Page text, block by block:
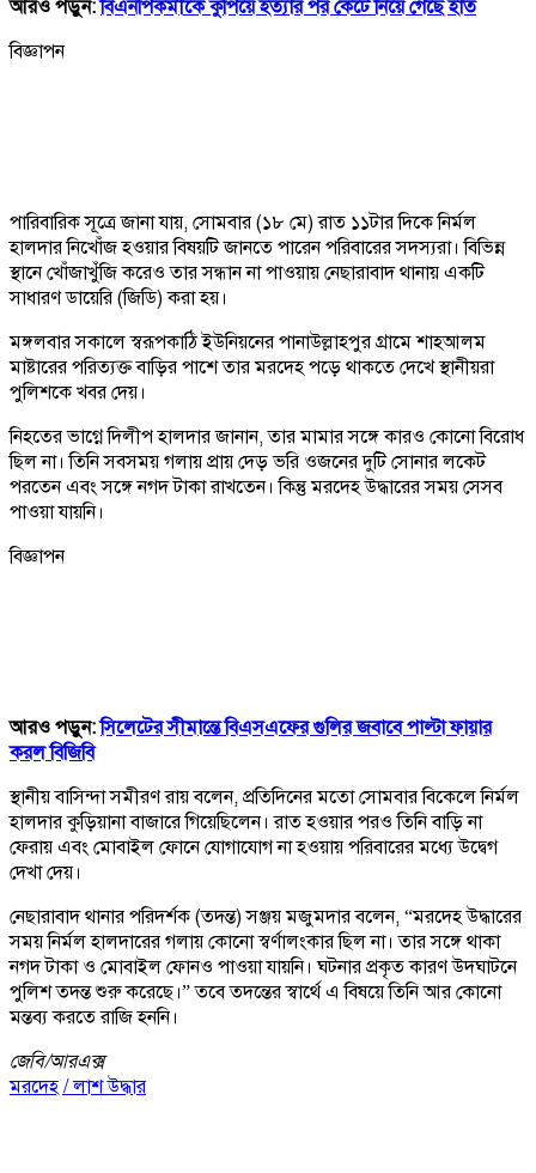
আরও পড়ুন:বিএনপিকর্মীকে কুপিয়ে হত্যার পর কেটে নিয়ে গেছে হাত
বিজ্ঞাপন
পারিবারিক সূত্রে জানা যায়, সোমবার (১৮ মে) রাত ১১টার দিকে নির্মল
হালদার নিখোঁজ হওয়ার বিষয়টি জানতে পারেন পরিবারের সদস্যরা। বিভিন্ন
স্থানে খোঁজাখুঁজি করেও তার সন্ধান না পাওয়ায় নেছারাবাদ থানায় একটি
সাধারণ ডায়েরি (জিডি) করা হয়।
মঙ্গলবার সকালে স্বরূপকাঠি ইউনিয়নের পানাউল্লাহপুর গ্রামে শাহআলম
মাষ্টারের পরিত্যক্ত বাড়ির পাশে তার মরদেহ পড়ে থাকতে দেখে স্থানীয়রা
পুলিশকে খবর দেয়।
নিহতের ভাগ্নে দিলীপ হালদার জানান, তার মামার সঙ্গে কারও কোনো বিরোধ
ছিল না। তিনি সবসময় গলায় প্রায় দেড় ভরি ওজনের দুটি সোনার লকেট
পরতেন এবং সঙ্গে নগদ টাকা রাখতেন। কিন্তু মরদেহ উদ্ধারের সময় সেসব
পাওয়া যায়নি।
বিজ্ঞাপন
আরও পড়ুন:সিলেটের সীমান্তে বিএসএফের গুলির জবাবে পাল্টা ফায়ার
করল বিজিবি
স্থানীয় বাসিন্দা সমীরণ রায় বলেন, প্রতিদিনের মতো সোমবার বিকেলে নির্মল
হালদার কুড়িয়ানা বাজারে গিয়েছিলেন। রাত হওয়ার পরও তিনি বাড়ি না
ফেরায় এবং মোবাইল ফোনে যোগাযোগ না হওয়ায় পরিবারের মধ্যে উদ্বেগ
দেখা দেয়।
নেছারাবাদ থানার পরিদর্শক (তদন্ত) সঞ্জয় মজুমদার বলেন, “মরদেহ উদ্ধারের
সময় নির্মল হালদারের গলায় কোনো স্বর্ণালংকার ছিল না। তার সঙ্গে থাকা
নগদ টাকা ও মোবাইল ফোনও পাওয়া যায়নি। ঘটনার প্রকৃত কারণ উদঘাটনে
পুলিশ তদন্ত শুরু করেছে।” তবে তদন্তের স্বার্থে এ বিষয়ে তিনি আর কোনো
মন্তব্য করতে রাজি হননি।
জেবি/আরএক্স
মরদেহ / লাশ উদ্ধার